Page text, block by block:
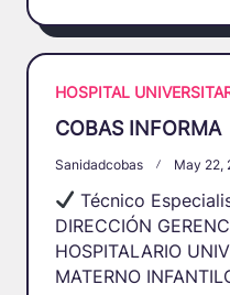
HOSPITAL
COBAS INFORMA
Sanidadcobas May 22,
Técnico
DIRECCIÓN
HOSPITALARIO
MATERNO